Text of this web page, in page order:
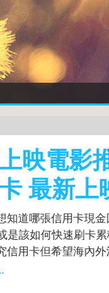
映電影
最新上
知道哪張信用卡現
是該如何快速刷卡
信用卡但希望海內外